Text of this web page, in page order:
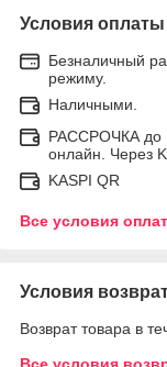
Условия оплаты
Безналичный
режиму.
Наличными.
РАССРОЧКА до
онлайн. Через
KASPI QR
Все условия
Условия
Возврат товара в
Все условия